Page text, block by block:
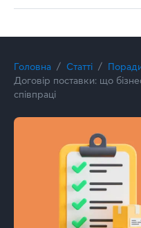
Головна Статті
Договір поставки: що
співпраці